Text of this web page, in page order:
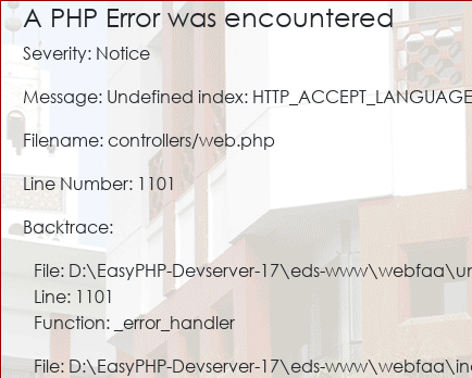
A PHP Error was encountered
Severity: Notice
Message: Undefined index: HTTP_ACCEPT_LANGUAGE
Filename: controllers/web.php
Line Number: 1101
Backtrace:
File: D:\EasyPHP-Devserver-17\eds-
Line: 1101
Function: _error_handler
File: D:\EasyPHP-Devserver-17\eds-